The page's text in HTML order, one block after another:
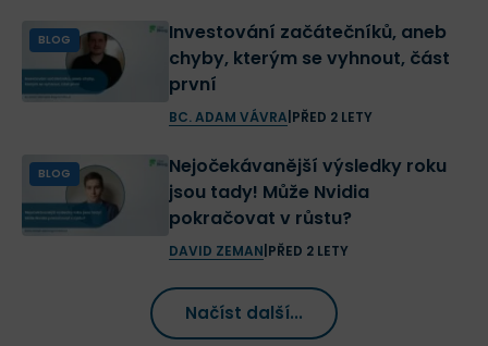
BLOG
Investování začátečníků, aneb
chyby, kterým se vyhnout, část
první
BC. ADAM VÁVRA PŘED 2 LETY
BLOG
Nejočekávanější výsledky roku
jsou tady! Může Nvidia
pokračovat v růstu?
DAVID ZEMAN PŘED 2 LETY
Načíst další...